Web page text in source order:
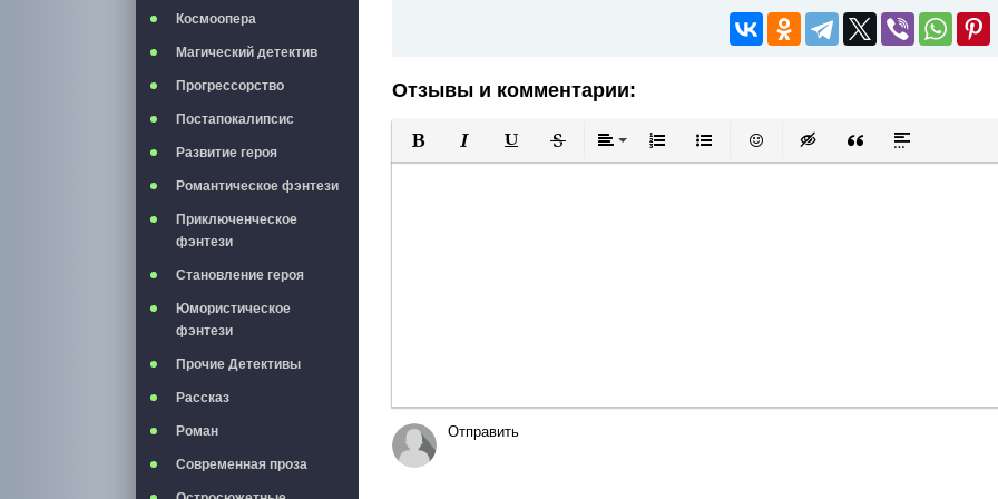
Космоопера
Магический детектив
Прогрессорство
Постапокалипсис
Развитие героя
Романтическое фэнтези
Приключенческое
фэнтези
Становление героя
Юмористическое
фэнтези
Прочие Детективы
Рассказ
Роман
Современная проза
Отзывы и комментарии:
Полужирный
КурсивПодчеркнутый
ЗачеркнутыйВыравнивание
Нумерованный список
Маркированный список
Вставить смайлик
Вставка скрытого текста
Вставка цитаты
Вставка
Отправить